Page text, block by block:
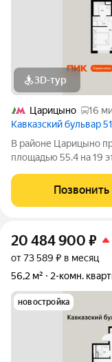
3D-тур
Царицыно
16
Кавказский бульвар 51
В районе Царицыно
площадью 55.4 на 19
расположение 17
«Кантемировская» и
Позвонить
20 484 900 ₽
от 73 589 ₽ в месяц
56,2 м²
2-комн.
новостройка